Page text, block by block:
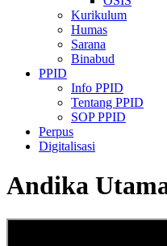
Kurikulum
Humas
Sarana
Binabud
PPID
Info PPID
Tentang PPID
SOP PPID
Perpus
Digitalisasi
Andika